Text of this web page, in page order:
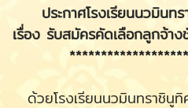
ประกาศโรงเรียนนวมิน
เรื่อง รับสมัครคัดเลือกลูกจ้า
ด้วยโรงเรียนนวมินทราชิ